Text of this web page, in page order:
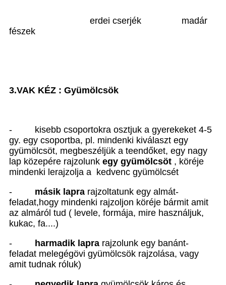
erdei cserjék madár
fészek
3.VAK KÉZ : Gyümölcsök
- kisebb csoportokra osztjuk a gyerekeket 4-5
gy. egy csoportba, pl. mindenki kiválaszt egy
gyümölcsöt, megbeszéljük a teendőket, egy nagy
lap közepére rajzolunk egy gyümölcsöt , köréje
mindenki lerajzolja a kedvenc gyümölcsét
- másik lapra rajzoltatunk egy almát-
feladat,hogy mindenki rajzoljon köréje bármit amit
az almáról tud ( levele, formája, mire használjuk,
kukac, fa....)
-
harmadik lapra rajzolunk egy banánt-
feladat melegégövi gyümölcsök rajzolása, vagy
amit tudnak róluk)